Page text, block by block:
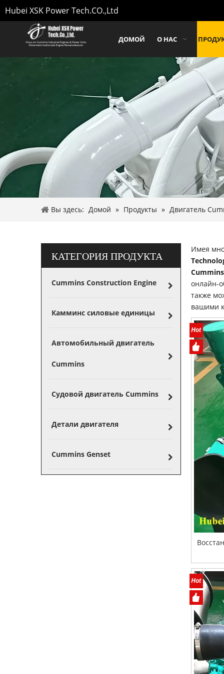
Hubei XSK Power Tech.CO.,Ltd
ДОМОЙ О НАС
Вы здесь: Домой » Продукты » Двигатель
КАТЕГОРИЯ ПРОДУКТА
Cummins Construction Engine
Камминс силовые единицы
Автомобильный двигатель
Cummins
Судовой двигатель Cummins
Детали двигателя
Cummins Genset
Имея
онлайн-
также
вашими